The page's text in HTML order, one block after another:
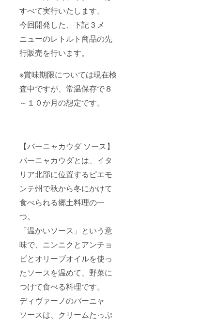
すべて実行いたします。
今回開発した、下記３メ
ニューのレトルト商品の先
行販売を行います。
※賞味期限については現在検
査中ですが、常温保存で８
～１０か月の想定です。
【バーニャカウダ ソース】
バーニャカウダとは、イタ
リア北部に位置するピエモ
ンテ州で秋から冬にかけて
食べられる郷土料理の一
つ。
「温かいソース」という意
味で、ニンニクとアンチョ
ビとオリーブオイルを使っ
たソースを温めて、野菜に
つけて食べる料理です。
ディヴァーノのバーニャ
ソースは、クリームたっぷ